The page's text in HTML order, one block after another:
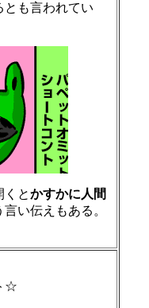
とも言われてい
くとかすかに人間
言い伝えもある。
☆